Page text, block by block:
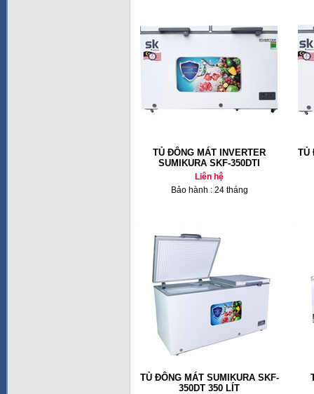
TỦ ĐÔNG MÁT INVERTER
SUMIKURA SKF-350DTI
Liên hệ
Bảo hành : 24 tháng
TỦ
TỦ ĐÔNG MÁT SUMIKURA SKF-
350DT 350 LÍT